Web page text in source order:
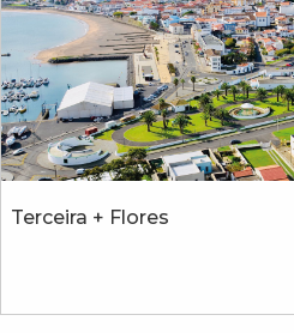
Terceira + Flores